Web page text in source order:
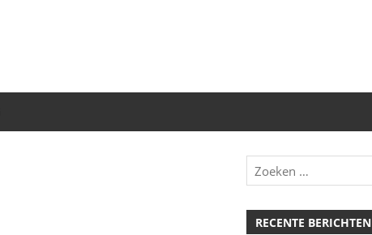
RECENTE BERICHTEN